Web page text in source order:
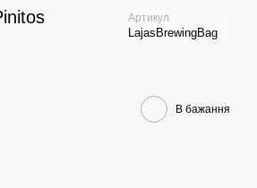
Артикул
LajasBrewingBag
В бажання